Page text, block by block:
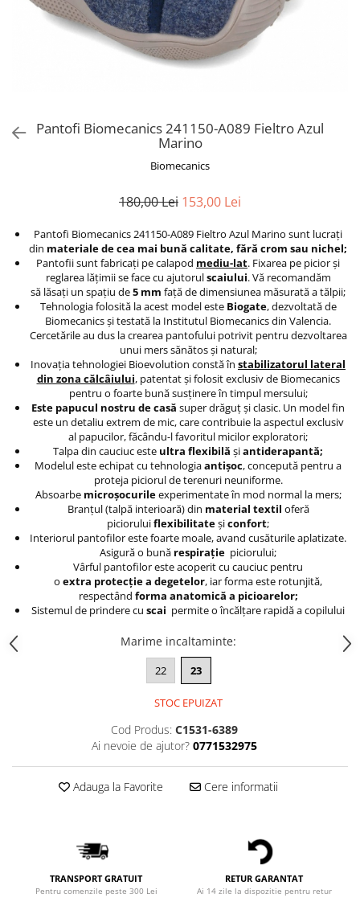
Pantofi Biomecanics 241150-A089 Fieltro Azul
Marino
Biomecanics
180,00 Lei 153,00 Lei
Pantofi Biomecanics 241150-A089 Fieltro Azul Marino sunt lucraţi
din materiale de cea mai bună calitate, fără crom sau nichel;
Pantofii sunt fabricaţi pe calapod mediu-lat. Fixarea pe picior şi
reglarea lăţimii se face cu ajutorulscaiului. Vă recomandăm
să lăsaţi un spaţiu de5 mm faţă de dimensiunea măsurată a tălpii;
Tehnologia folosită la acest model este Biogate, dezvoltată de
Biomecanics şi testată la Institutul Biomecanics din Valencia.
Cercetările au dus la crearea pantofului potrivit pentru dezvoltarea
unui mers sănătos şi natural;
Inovaţia tehnologiei Bioevolution constă în stabilizatorul lateral
din zona călcâiului, patentat şi folosit exclusiv de Biomecanics
pentru o foarte bună susţinere în timpul mersului;
Este papucul nostru de casă super drăguț și clasic. Un model fin
este un detaliu extrem de mic, care contribuie la aspectul exclusiv
al papucilor, făcându-l favoritul micilor exploratori;
Talpa din cauciuc este ultra flexibilă şiantiderapantă;
Modelul este echipat cu tehnologiaantişoc, concepută pentru a
proteja piciorul de terenuri neuniforme.
Absoarbe microșocurileexperimentate în mod normal la mers;
Branţul (talpă interioară) din material textil oferă
picioruluiflexibilitateşiconfort;
Interiorul pantofilor este foarte moale, avand cusăturile aplatizate.
Asigură o bună respiraţie piciorului;
Vârful pantofilor este acoperit cu cauciuc pentru
o extra protecţie a degetelor, iar forma este rotunjită,
respectând forma anatomică a picioarelor;
Sistemul de prindere cu scai permite o încălţare rapidă a copilului
Marime incaltaminte:
22 23
STOC EPUIZAT
Cod Produs: C1531-6389
Ai nevoie de ajutor? 0771532975
Adauga la Favorite Cere informatii
TRANSPORT GRATUIT
Pentru comenzile peste 300 Lei
RETUR GARANTAT
Ai 14 zile la dispozitie pentru retur